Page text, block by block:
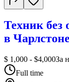
Техник без
в Чарлстоне
$ 1,000 - $4,000За
Full time